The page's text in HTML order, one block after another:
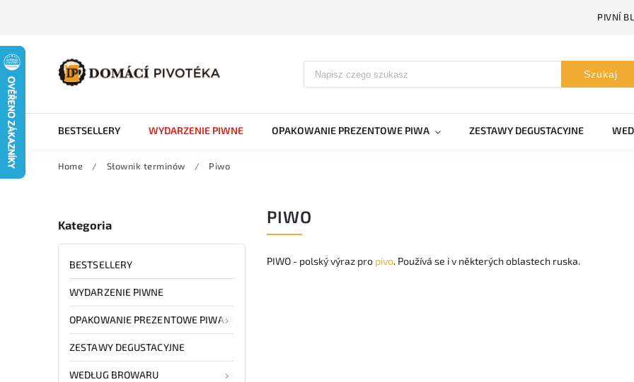
PIVNÍ
Szukaj
BESTSELLERY WYDARZENIE PIWNE OPAKOWANIE PREZENTOWE PIWA ZESTAWY DEGUSTACYJNE
Home / Słownik terminów / Piwo
Kategoria
BESTSELLERY
WYDARZENIE PIWNE
OPAKOWANIE PREZENTOWE PIWA
ZESTAWY DEGUSTACYJNE
WEDŁUG BROWARU
PIWO
PIWO - polský výraz pro pivo. Používá se i v některých oblastech ruska.